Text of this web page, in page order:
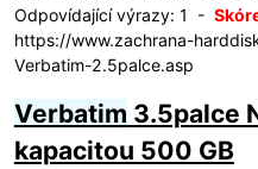
Odpovídající výrazy: 1 -
https://www.zachrana-
Verbatim-2.5palce.asp
Verbatim 3.5palce
kapacitou 500 GB